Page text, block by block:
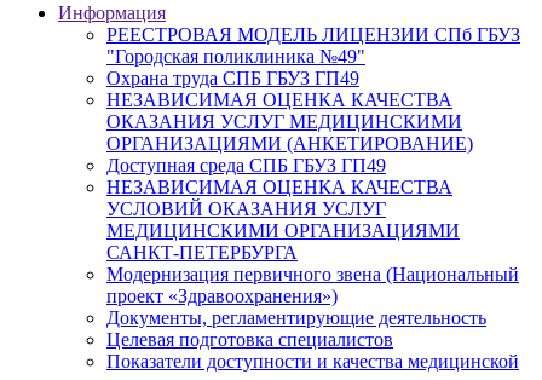
Информация
РЕЕСТРОВАЯ МОДЕЛЬ ЛИЦЕНЗИИ СПб ГБУЗ
"Городская поликлиника №49"
Охрана труда СПБ ГБУЗ ГП49
НЕЗАВИСИМАЯ ОЦЕНКА КАЧЕСТВА
ОКАЗАНИЯ УСЛУГ МЕДИЦИНСКИМИ
ОРГАНИЗАЦИЯМИ (АНКЕТИРОВАНИЕ)
Доступная среда СПБ ГБУЗ ГП49
НЕЗАВИСИМАЯ ОЦЕНКА КАЧЕСТВА
УСЛОВИЙ ОКАЗАНИЯ УСЛУГ
МЕДИЦИНСКИМИ ОРГАНИЗАЦИЯМИ
САНКТ-ПЕТЕРБУРГА
Модернизация первичного звена (Национальный
проект «Здравоохранения»)
Документы, регламентирующие деятельность
Целевая подготовка специалистов
Показатели доступности и качества медицинской